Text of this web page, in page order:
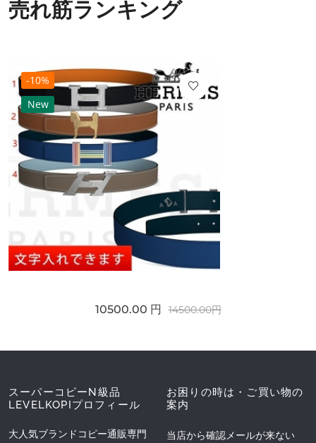
売れ筋ランキング
-10%
New
10500.00 円 14500.00円
スーパーコピーN級品
LEVELKOPIプロフィール
大人気ブランドコピー通販専門
お困りの時は・ご買い物の
案内
当店から確認メールが来ない